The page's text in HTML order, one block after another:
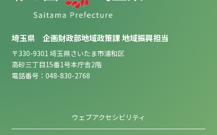
埼玉県 企画財政部地域政策課 地域振興担当
〒330-9301 埼玉県さいたま市浦和区
高砂三丁目15番1号本庁舎2階
電話番号：048-830-2768
ウェブアクセシビリティ